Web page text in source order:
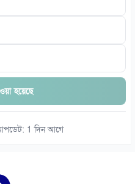
হয়েছে
1 দিন আগে